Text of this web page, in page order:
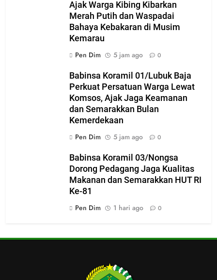
Ajak Warga Kibing Kibarkan
Merah Putih dan Waspadai
Bahaya Kebakaran di Musim
Kemarau
Pen Dim
5 jam ago 0
Babinsa Koramil 01/Lubuk Baja
Perkuat Persatuan Warga Lewat
Komsos, Ajak Jaga Keamanan
dan Semarakkan Bulan
Kemerdekaan
Pen Dim
5 jam ago 0
Babinsa Koramil 03/Nongsa
Dorong Pedagang Jaga Kualitas
Makanan dan Semarakkan HUT RI
Ke-81
Pen Dim
1 hari ago 0